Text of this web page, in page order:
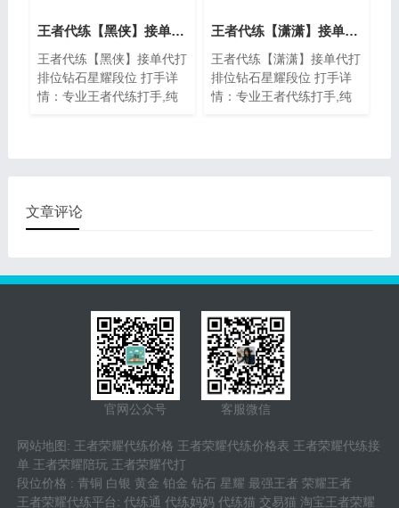
王者代练【黑侠】接单代打排位钻石星耀段位
王者代练【黑侠】接单代打
排位钻石星耀段位 打手详
情：专业王者代练打手,纯
王者代练【潇潇】接单代打排位钻石星耀段位
王者代练【潇潇】接单代打
排位钻石星耀段位 打手详
情：专业王者代练打手,纯
文章评论
官网公众号 客服微信
网站地图 : 王者荣耀代练价格 王者荣耀代练价格表 王者荣耀代练接
单 王者荣耀陪玩 王者荣耀代打
段位价格 : 青铜 白银 黄金 铂金 钻石 星耀 最强王者 荣耀王者
王者荣耀代练平台: 代练通 代练妈妈 代练猫 交易猫 淘宝王者荣耀